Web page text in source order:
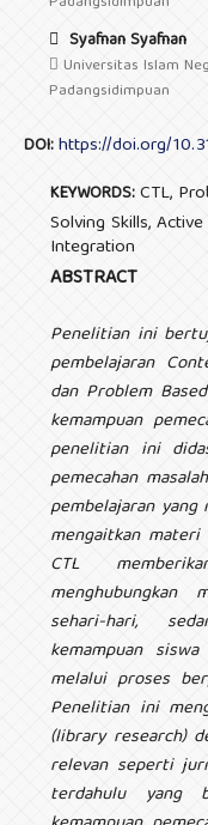
Syafnan Syafnan
Universitas Islam
Padangsidimpuan
DOI:https://doi.org/
KEYWORDS:CTL,
Solving Skills,
Integration
ABSTRACT
Penelitian ini
pembelajaran
dan Problem
kemampuan
penelitian ini
pemecahan
pembelajaran
mengaitkan materi
CTL
menghubungkan
sehari-hari,
kemampuan
melalui proses
Penelitian ini
(library research)
relevan seperti
terdahulu yang